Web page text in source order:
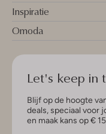
Inspiratie
Omoda
Let's keep in
Blijf op de hoogte
deals, speciaal voor
en maak kans op €